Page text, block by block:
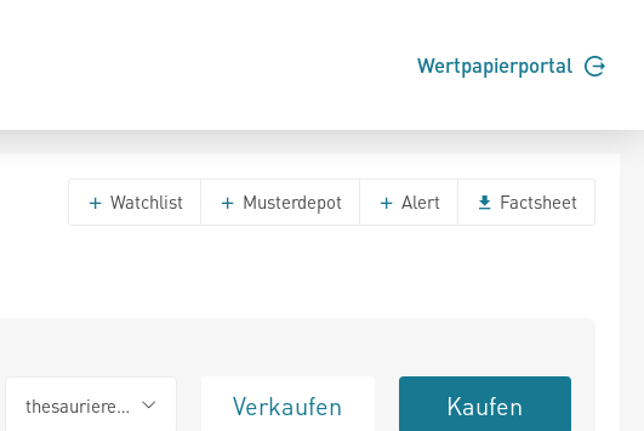
Wertpapierportal
Watchlist Musterdepot Alert Factsheet
thesaurierend Verkaufen Kaufen